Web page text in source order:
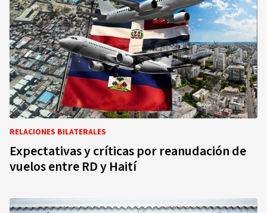
RELACIONES BILATERALES
Expectativas y críticas por reanudación de
vuelos entre RD y Haití